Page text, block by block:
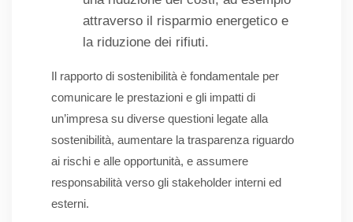
attraverso il risparmio energetico e
la riduzione dei rifiuti.
Il rapporto di sostenibilità è fondamentale per
comunicare le prestazioni e gli impatti di
un’impresa su diverse questioni legate alla
sostenibilità, aumentare la trasparenza riguardo
ai rischi e alle opportunità, e assumere
responsabilità verso gli stakeholder interni ed
esterni.